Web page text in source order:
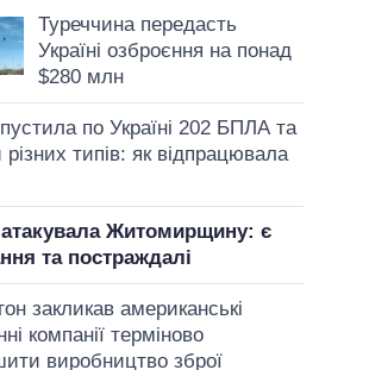
Туреччина передасть
Україні озброєння на понад
$280 млн
по Україні 202 БПЛА та
різних типів: як відпрацювала
атакувала Житомирщину: є
та постраждалі
закликав американські
компанії терміново
виробництво зброї